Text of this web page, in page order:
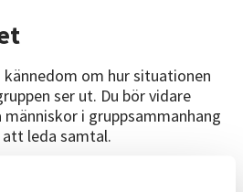
kännedom om hur situationen
ser ut. Du bör vidare
i gruppsammanhang
leda samtal.